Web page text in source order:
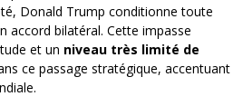
Donald Trump conditionne toute
accord bilatéral. Cette impasse
et un niveau très limité de
ce passage stratégique, accentuant